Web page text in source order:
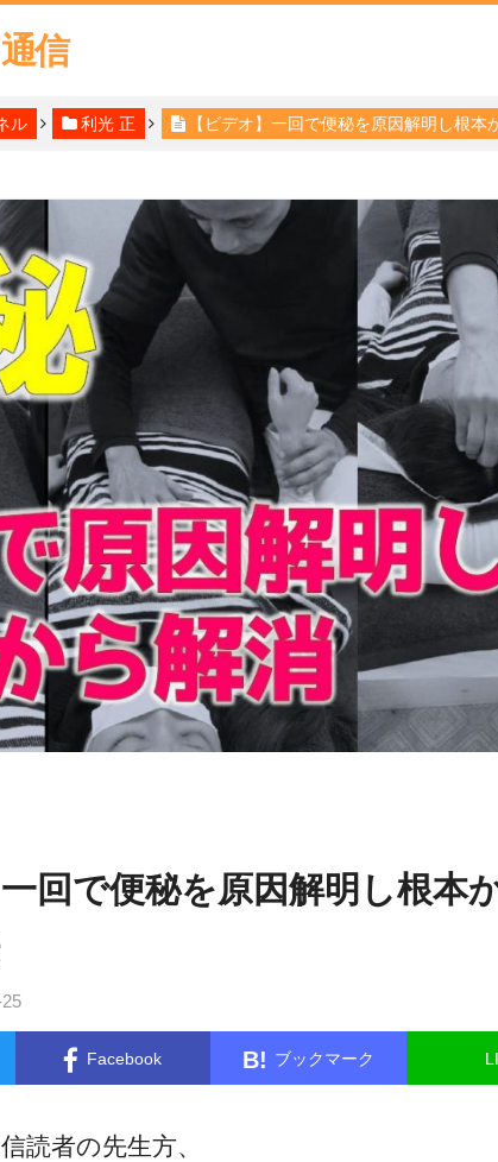
信
ル 利光 正 【ビデオ】一回で便秘を原因解明し根本
一回で便秘を原因解明し根本
Facebook B! ブックマーク
読者の先生方、